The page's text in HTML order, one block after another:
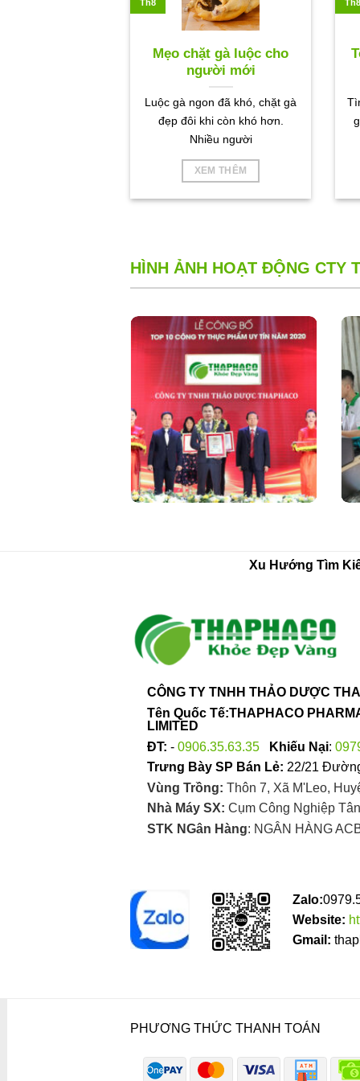
Mẹo chặt gà luộc cho
người mới
Luộc gà ngon đã khó, chặt gà
đẹp đôi khi còn khó hơn.
Nhiều người
XEM THÊM
Th8 Th8
HÌNH ẢNH HOẠT ĐỘNG CTY
Xu Hướng Tìm
CÔNG TY TNHH THẢO DƯỢC
Tên Quốc Tế:THAPHACO
LIMITED
ĐT: - 0906.35.63.35 Khiếu Nại:
Trưng Bày SP Bán Lẻ: 22/21
Vùng Trồng: Thôn 7, Xã M'Leo,
Nhà Máy SX: Cụm Công Nghiệp
STK NGân Hàng: NGÂN HÀNG
Zalo:
Website:
Gmail:
PHƯƠNG THỨC THANH TOÁN